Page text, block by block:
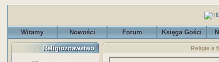
Witamy Nowości Forum Księga Gości
Religioznawstwo Religie a